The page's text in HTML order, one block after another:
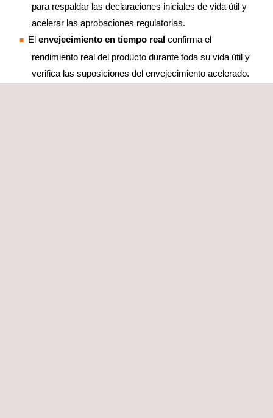
para respaldar las declaraciones iniciales de vida útil y
acelerar las aprobaciones regulatorias.
El envejecimiento en tiempo real confirma el
rendimiento real del producto durante toda su vida útil y
verifica las suposiciones del envejecimiento acelerado.